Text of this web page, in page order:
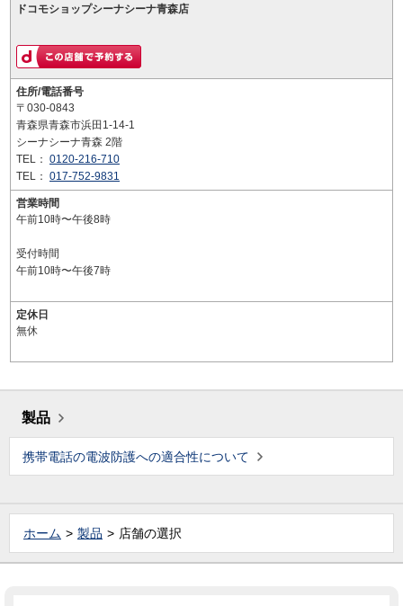
ドコモショップシーナシーナ青森店
住所/電話番号
〒030-0843
青森県青森市浜田1-14-1
シーナシーナ青森 2階
TEL： 0120-216-710
TEL： 017-752-9831
営業時間
午前10時〜午後8時
受付時間
午前10時〜午後7時
定休日
無休
製品
携帯電話の電波防護への適合性について
ホーム 製品 店舗の選択